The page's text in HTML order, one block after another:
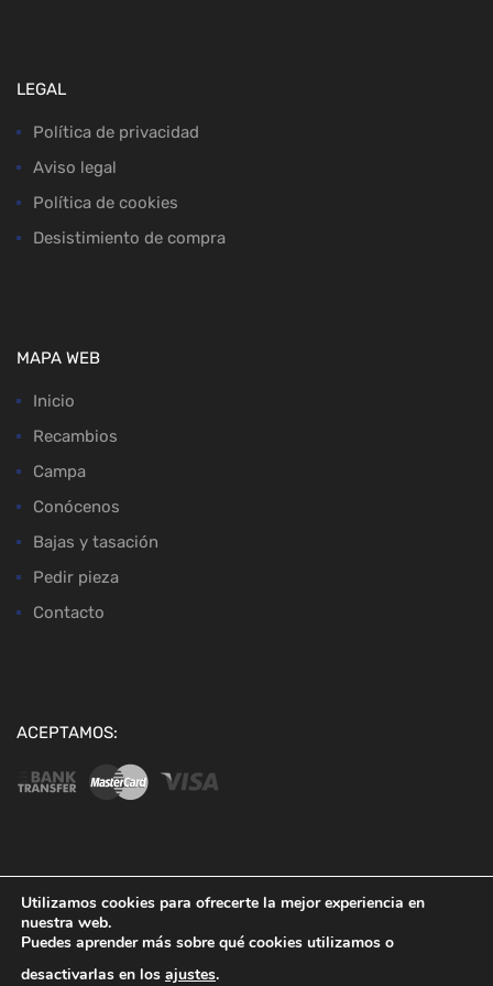
LEGAL
Política de privacidad
Aviso legal
Política de cookies
Desistimiento de compra
MAPA WEB
Inicio
Recambios
Campa
Conócenos
Bajas y tasación
Pedir pieza
Contacto
ACEPTAMOS:
Utilizamos cookies para ofrecerte la mejor experiencia en
nuestra web.
Puedes aprender más sobre qué cookies utilizamos o
desactivarlas en los ajustes.